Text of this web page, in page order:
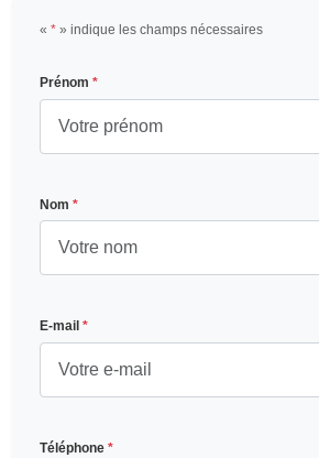
« * » indique les champs nécessaires
Prénom *
Nom *
E-mail *
Téléphone *